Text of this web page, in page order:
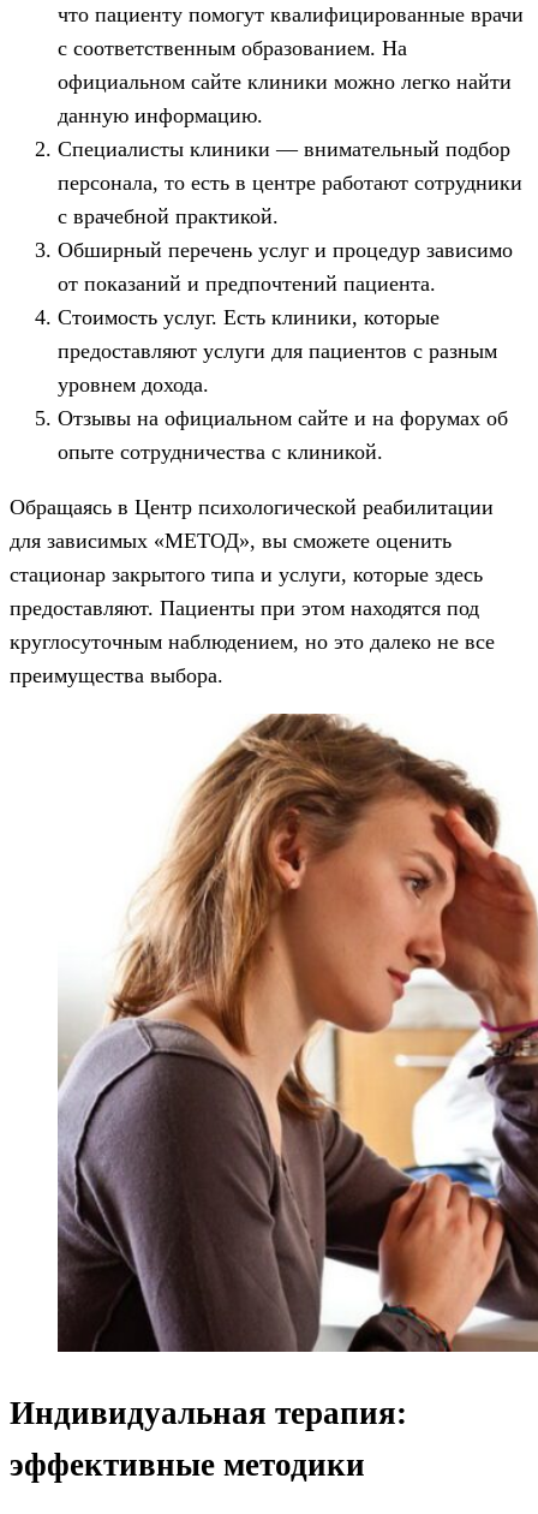
что пациенту помогут квалифицированные врачи
с соответственным образованием. На
официальном сайте клиники можно легко найти
данную информацию.
Специалисты клиники — внимательный подбор
персонала, то есть в центре работают сотрудники
с врачебной практикой.
Обширный перечень услуг и процедур зависимо
от показаний и предпочтений пациента.
Стоимость услуг. Есть клиники, которые
предоставляют услуги для пациентов с разным
уровнем дохода.
Отзывы на официальном сайте и на форумах об
опыте сотрудничества с клиникой.
Обращаясь в Центр психологической реабилитации
для зависимых «МЕТОД», вы сможете оценить
стационар закрытого типа и услуги, которые здесь
предоставляют. Пациенты при этом находятся под
круглосуточным наблюдением, но это далеко не все
преимущества выбора.
Индивидуальная терапия:
эффективные методики